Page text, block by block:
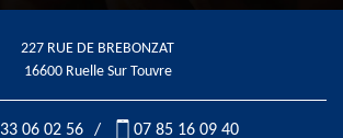
227 RUE DE BREBONZAT
16600 Ruelle Sur Touvre
06 02 56 / 07 85 16 09 40